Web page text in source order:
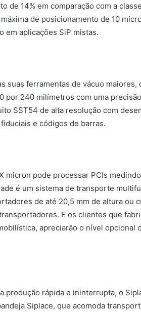
de 14% em comparação com a
de posicionamento de 10
em aplicações SiP mistas.
suas ferramentas de vácuo
240 milímetros com uma
SST54 de alta resolução com
e códigos de barras.
micron pode processar PCIs
é um sistema de transporte
de até 20,5 mm de altura ou
E os clientes que
apreciarão o nível opcional
produção rápida e ininterrupta, o
Siplace, que acomoda